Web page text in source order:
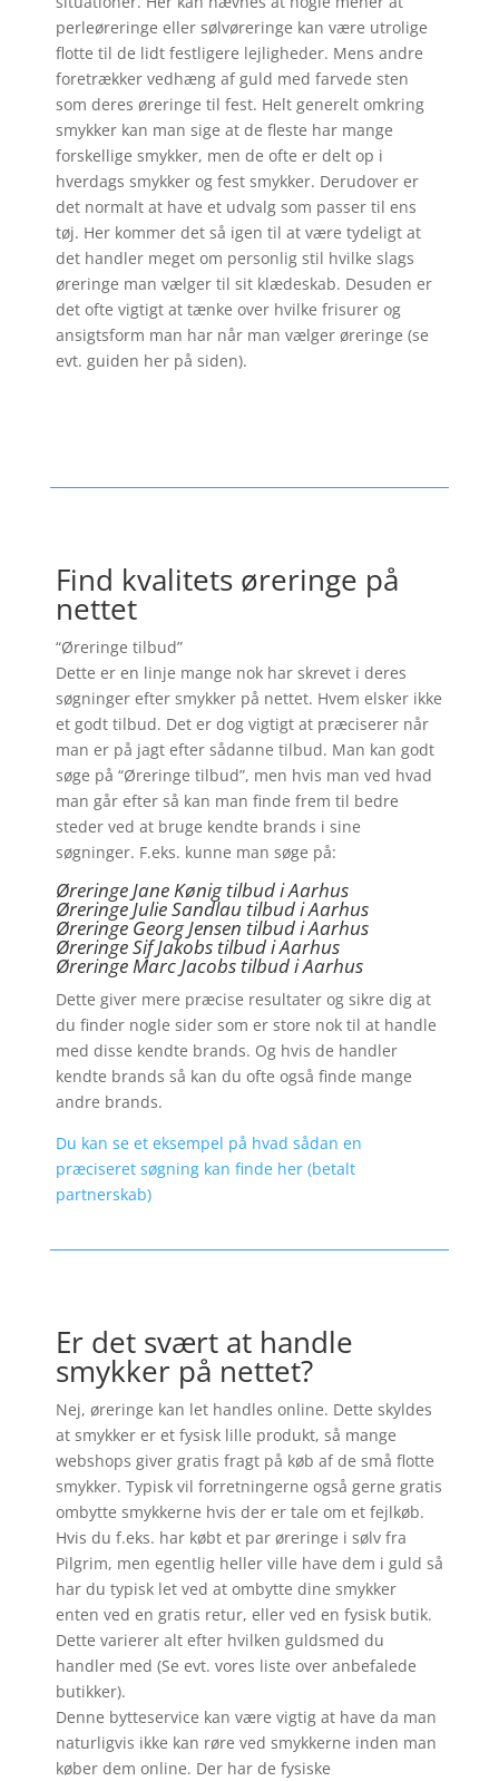
perleøreringe eller sølvøreringe kan være utrolige
flotte til de lidt festligere lejligheder. Mens andre
foretrækker vedhæng af guld med farvede sten
som deres øreringe til fest. Helt generelt omkring
smykker kan man sige at de fleste har mange
forskellige smykker, men de ofte er delt op i
hverdags smykker og fest smykker. Derudover er
det normalt at have et udvalg som passer til ens
tøj. Her kommer det så igen til at være tydeligt at
det handler meget om personlig stil hvilke slags
øreringe man vælger til sit klædeskab. Desuden er
det ofte vigtigt at tænke over hvilke frisurer og
ansigtsform man har når man vælger øreringe (se
evt. guiden her på siden).
Find kvalitets øreringe på
nettet
“Øreringe tilbud”
Dette er en linje mange nok har skrevet i deres
søgninger efter smykker på nettet. Hvem elsker ikke
et godt tilbud. Det er dog vigtigt at præciserer når
man er på jagt efter sådanne tilbud. Man kan godt
søge på “Øreringe tilbud”, men hvis man ved hvad
man går efter så kan man finde frem til bedre
steder ved at bruge kendte brands i sine
søgninger. F.eks. kunne man søge på:
Øreringe Jane Kønig tilbud i Aarhus
Øreringe Julie Sandlau tilbud i Aarhus
Øreringe Georg Jensen tilbud i Aarhus
ØreringeSif Jakobs tilbud i Aarhus
Øreringe Marc Jacobs tilbud i Aarhus
Dette giver mere præcise resultater og sikre dig at
du finder nogle sider som er store nok til at handle
med disse kendte brands. Og hvis de handler
kendte brands så kan du ofte også finde mange
andre brands.
Du kan se et eksempel på hvad sådan en
præciseret søgning kan finde her (betalt
partnerskab)
Er det svært at handle
smykker på nettet?
Nej, øreringe kan let handles online. Dette skyldes
at smykker er et fysisk lille produkt, så mange
webshops giver gratis fragt på køb af de små flotte
smykker. Typisk vil forretningerne også gerne gratis
ombytte smykkerne hvis der er tale om et fejlkøb.
Hvis du f.eks. har købt et par øreringe i sølv fra
Pilgrim, men egentlig heller ville have dem i guld så
har du typisk let ved at ombytte dine smykker
enten ved en gratis retur, eller ved en fysisk butik.
Dette varierer alt efter hvilken guldsmed du
handler med (Se evt. vores liste over anbefalede
butikker).
Denne bytteservice kan være vigtig at have da man
naturligvis ikke kan røre ved smykkerne inden man
køber dem online. Der har de fysiske